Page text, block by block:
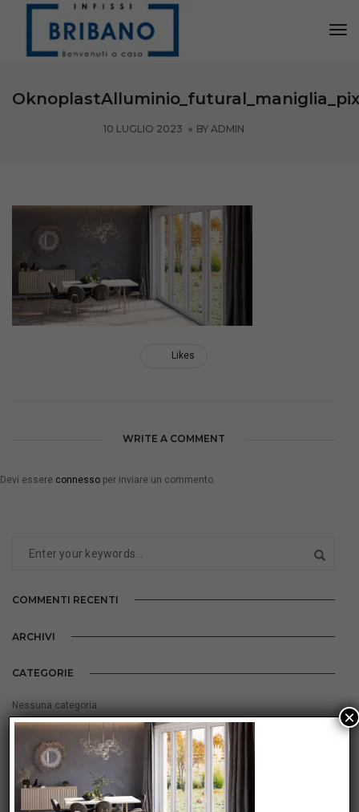
10 LUGLIO 2023 BY ADMIN
Likes
WRITE A COMMENT
Devi essere connesso per inviare un commento.
COMMENTI RECENTI
ARCHIVI
CATEGORIE
Nessuna categoria
META
Accedi
Feed dei contenuti
×